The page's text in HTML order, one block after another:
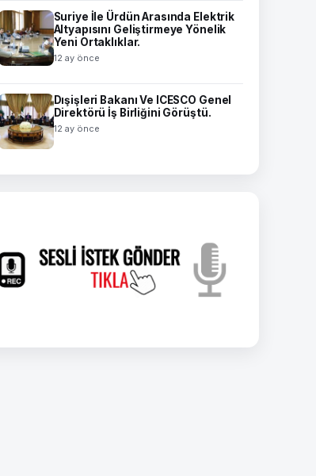
Suriye İle Ürdün Arasında Elektrik
Altyapısını Geliştirmeye Yönelik
Yeni Ortaklıklar.
12 ay önce
Dışişleri Bakanı Ve ICESCO Genel
Direktörü İş Birliğini Görüştü.
12 ay önce